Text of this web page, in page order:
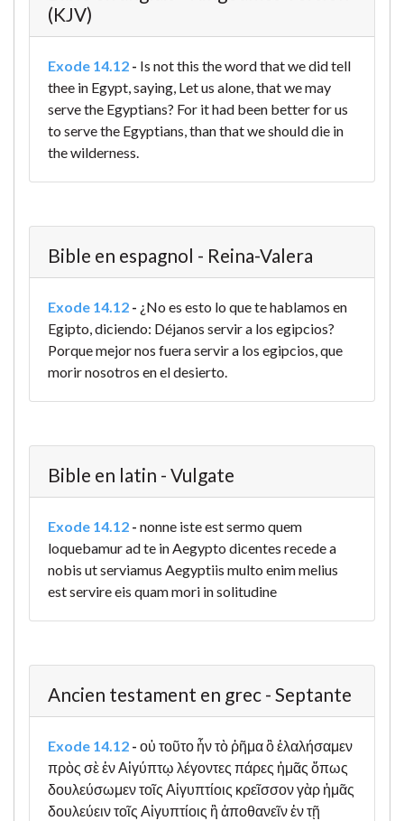
(KJV)
Exode 14.12 - Is not this the word that we did tell
thee in Egypt, saying, Let us alone, that we may
serve the Egyptians? For it had been better for us
to serve the Egyptians, than that we should die in
the wilderness.
Bible en espagnol - Reina-Valera
Exode 14.12 - ¿No es esto lo que te hablamos en
Egipto, diciendo: Déjanos servir a los egipcios?
Porque mejor nos fuera servir a los egipcios, que
morir nosotros en el desierto.
Bible en latin - Vulgate
Exode 14.12 - nonne iste est sermo quem
loquebamur ad te in Aegypto dicentes recede a
nobis ut serviamus Aegyptiis multo enim melius
est servire eis quam mori in solitudine
Ancien testament en grec - Septante
Exode 14.12 - οὐ τοῦτο ἦν τὸ ῥῆμα ὃ ἐλαλήσαμεν
πρὸς σὲ ἐν Αἰγύπτῳ λέγοντες πάρες ἡμᾶς ὅπως
δουλεύσωμεν τοῖς Αἰγυπτίοις κρεῖσσον γὰρ ἡμᾶς
δουλεύειν τοῖς Αἰγυπτίοις ἢ ἀποθανεῖν ἐν τῇ